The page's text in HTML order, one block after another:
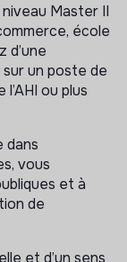
compose par
3
nuit et 1
personnes
la finalité ne
au
de
ses
et
de
parcours et
Master II
école
d’une
sur un poste de
ou plus
dans
vous
et à
de
et d’un sens